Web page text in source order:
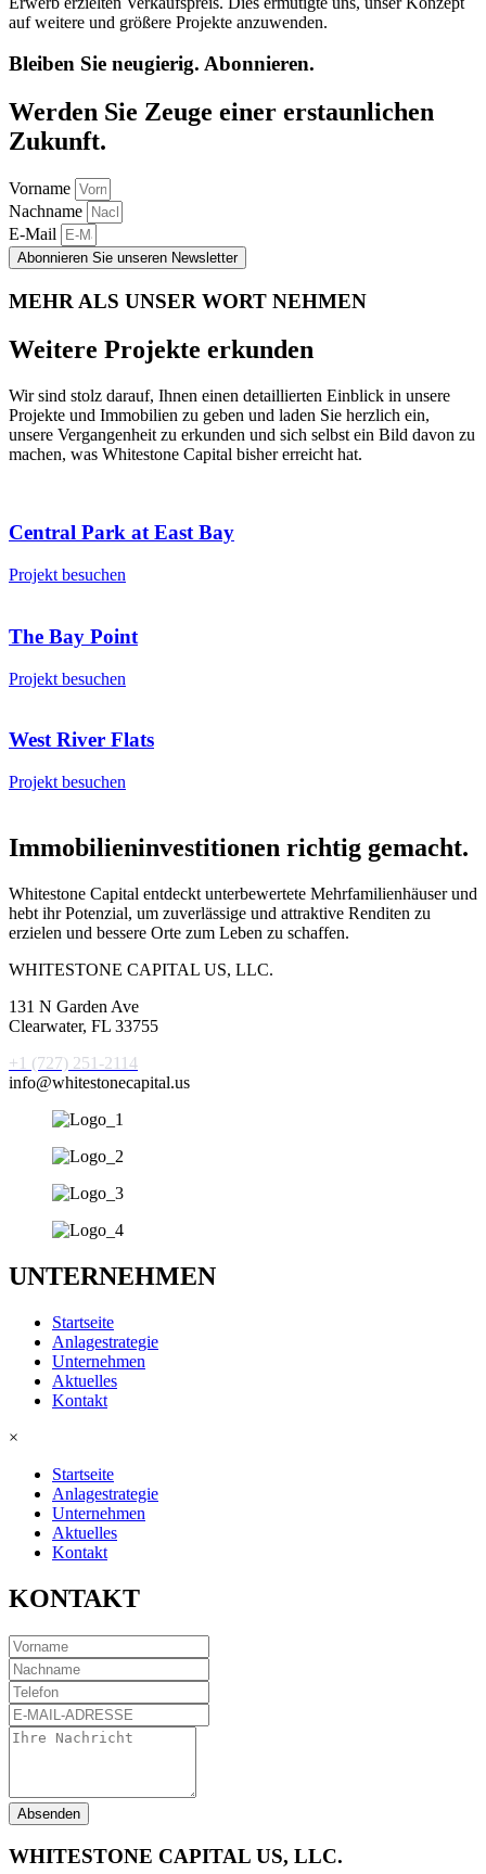
auf weitere und größere Projekte anzuwenden.
Bleiben Sie neugierig. Abonnieren.
Werden Sie Zeuge einer erstaunlichen
Zukunft.
Vorname
Nachname
E-Mail
Abonnieren Sie unseren Newsletter
MEHR ALS UNSER WORT NEHMEN
Weitere Projekte erkunden
Wir sind stolz darauf, Ihnen einen detaillierten Einblick in unsere
Projekte und Immobilien zu geben und laden Sie herzlich ein,
unsere Vergangenheit zu erkunden und sich selbst ein Bild davon zu
machen, was Whitestone Capital bisher erreicht hat.
Central Park at East Bay
Projekt besuchen
The Bay Point
Projekt besuchen
West River Flats
Projekt besuchen
Immobilieninvestitionen richtig gemacht.
Whitestone Capital entdeckt unterbewertete Mehrfamilienhäuser und
hebt ihr Potenzial, um zuverlässige und attraktive Renditen zu
erzielen und bessere Orte zum Leben zu schaffen.
WHITESTONE CAPITAL US, LLC.
131 N Garden Ave
Clearwater, FL 33755
+1 (727) 251-2114
info@whitestonecapital.us
UNTERNEHMEN
Startseite
Anlagestrategie
Unternehmen
Aktuelles
Kontakt
×
Startseite
Anlagestrategie
Unternehmen
Aktuelles
Kontakt
KONTAKT
Absenden
WHITESTONE CAPITAL US, LLC.